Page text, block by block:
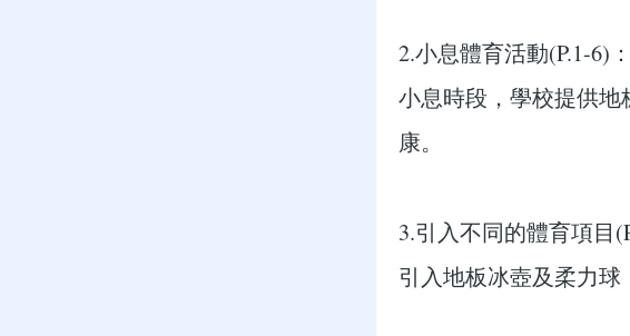
2.小息體育活動(P.1-6)：
小息時段，學校提供
康。
3.引入不同的體育項目
引入地板冰壺及柔力球